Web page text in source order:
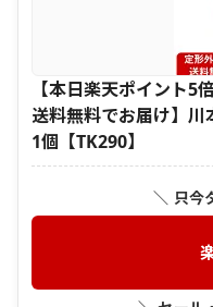
【本日楽天ポイント
送料無料でお届け】
1個【TK290】
＼ 只今